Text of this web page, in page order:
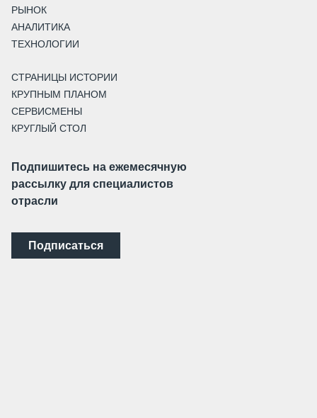
РЫНОК
АНАЛИТИКА
ТЕХНОЛОГИИ
СТРАНИЦЫ ИСТОРИИ
КРУПНЫМ ПЛАНОМ
СЕРВИСМЕНЫ
КРУГЛЫЙ СТОЛ
Подпишитесь на ежемесячную
рассылку для специалистов
отрасли
Подписаться